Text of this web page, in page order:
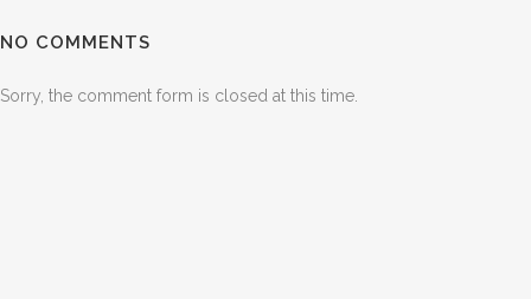
NO COMMENTS
Sorry, the comment form is closed at this time.